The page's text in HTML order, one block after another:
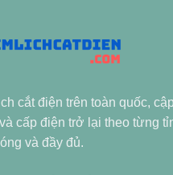
cắt điện trên toàn quốc,
cấp điện trở lại theo từng
và đầy đủ.